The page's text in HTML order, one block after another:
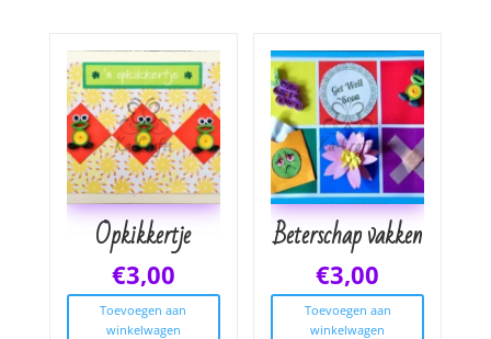
Opkikkertje
€3,00
Toevoegen aan
winkelwagen
Beterschap vakken
€3,00
Toevoegen aan
winkelwagen